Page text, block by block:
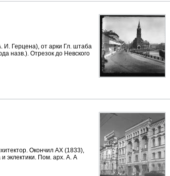
Герцена), от арки Гл. штаба
назв.). Отрезок до Невского
Окончил АХ (1833),
эклектики. Пом. арх. А. А